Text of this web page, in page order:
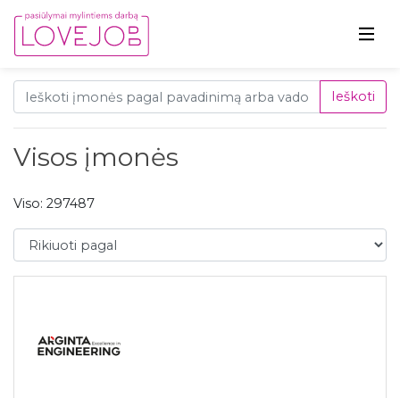
Ieškoti
Visos įmonės
Viso: 297487
Rikiuoti pagal